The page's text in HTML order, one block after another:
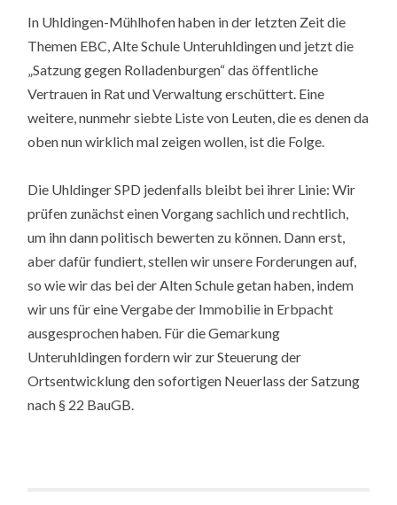
In Uhldingen-Mühlhofen haben in der letzten Zeit die
Themen EBC, Alte Schule Unteruhldingen und jetzt die
„Satzung gegen Rolladenburgen“ das öffentliche
Vertrauen in Rat und Verwaltung erschüttert. Eine
weitere, nunmehr siebte Liste von Leuten, die es denen da
oben nun wirklich mal zeigen wollen, ist die Folge.
Die Uhldinger SPD jedenfalls bleibt bei ihrer Linie: Wir
prüfen zunächst einen Vorgang sachlich und rechtlich,
um ihn dann politisch bewerten zu können. Dann erst,
aber dafür fundiert, stellen wir unsere Forderungen auf,
so wie wir das bei der Alten Schule getan haben, indem
wir uns für eine Vergabe der Immobilie in Erbpacht
ausgesprochen haben. Für die Gemarkung
Unteruhldingen fordern wir zur Steuerung der
Ortsentwicklung den sofortigen Neuerlass der Satzung
nach § 22 BauGB.